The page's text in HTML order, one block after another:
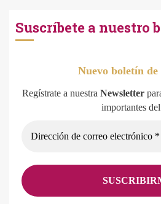
Suscríbete a nuestro
Nuevo boletín de
Regístrate a nuestra Newsletter
importantes